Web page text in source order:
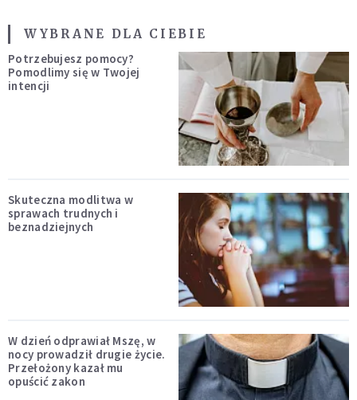
WYBRANE DLA CIEBIE
Potrzebujesz pomocy?
Pomodlimy się w Twojej
intencji
Skuteczna modlitwa w
sprawach trudnych i
beznadziejnych
W dzień odprawiał Mszę, w
nocy prowadził drugie życie.
Przełożony kazał mu
opuścić zakon